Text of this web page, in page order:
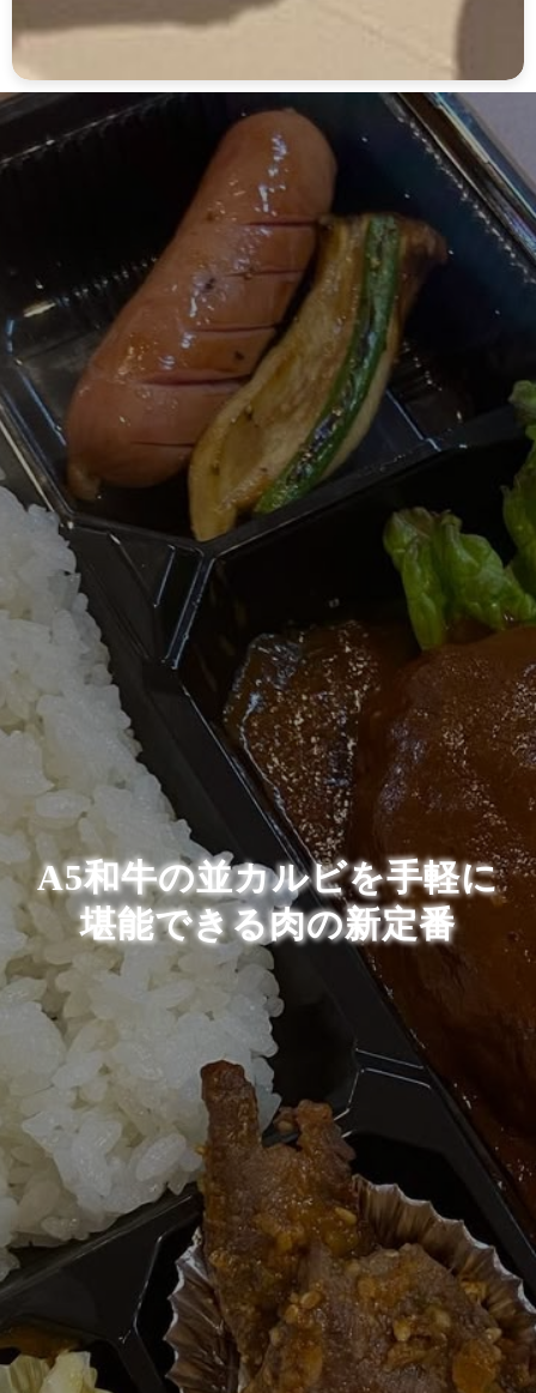
A5和牛の並カルビを手軽に
堪能できる肉の新定番